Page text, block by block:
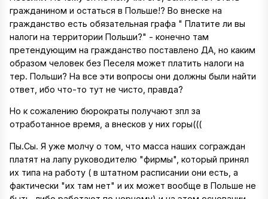
гражданином и остаться в Польше!? Во внеске на
гражданство есть обязательная графа " Платите ли вы
налоги на территории Польши?" - конечно там
претендующим на гражданство поставлено ДА, но каким
образом человек без Песеля может платить налоги на
тер. Польши? На все эти вопросы они должны были найти
ответ, ибо что-то тут не чисто, правда?
Но к сожалению бюрократы получают зпл за
отработанное время, а внесков у них горы(((
Пы.Сы. Я уже молчу о том, что масса наших сограждан
платят на лапу руководителю "фирмы", который принял
их типа на работу ( в штатном расписании они есть, а
фактически "их там нет" и их может вообще в Польше не